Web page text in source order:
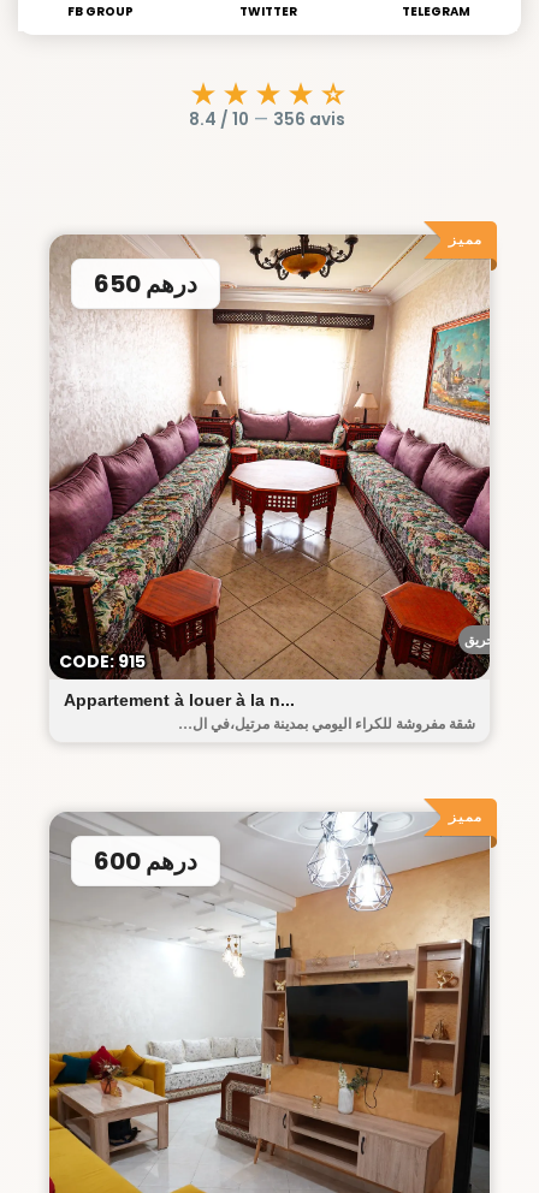
FB GROUP TWITTER TELEGRAM
★★★★☆
8.4 / 10 — 356 avis
مميز
أحريق
Appartement à louer à la n...
650 درهم
شقة مفروشة للكراء اليومي بمدينة مرتيل،في ال...
CODE: 915
مميز
600 درهم